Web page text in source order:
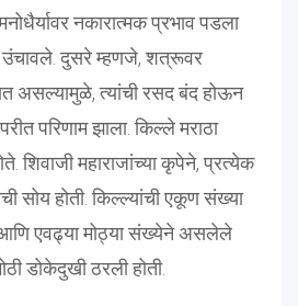
नकारात्मक प्रभाव पडला
उंचावले. दुसरे म्हणजे, शत्रूवर
त्यांची रसद बंद होऊन
परिणाम झाला. किल्ले मराठा
शिवाजी महाराजांच्या कृपेने, प्रत्येक
सोय होती. किल्ल्यांची एकूण संख्या
एवढ्या मोठ्या संख्येने असलेले
डोकेदुखी ठरली होती.